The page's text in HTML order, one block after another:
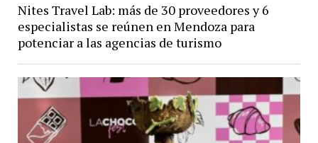
Nites Travel Lab: más de 30 proveedores y 6
especialistas se reúnen en Mendoza para
potenciar a las agencias de turismo